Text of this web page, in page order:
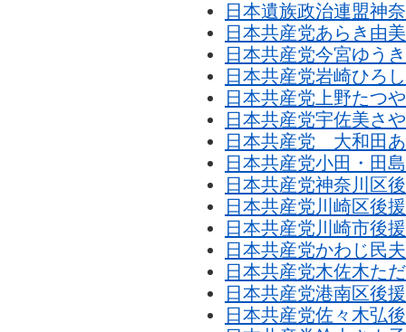
日本遺族政治連盟神
日本共産党あらき由
日本共産党今宮ゆう
日本共産党岩崎ひろ
日本共産党上野たつ
日本共産党宇佐美さ
日本共産党 大和田
日本共産党小田・田
日本共産党神奈川区
日本共産党川崎区後
日本共産党川崎市後
日本共産党かわじ民
日本共産党木佐木た
日本共産党港南区後
日本共産党佐々木弘